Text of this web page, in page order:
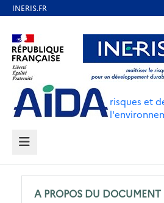
contenu
principal
Aller au contenu Aller au
Aller au pied de page
risques et
MENU
A PROPOS DU DOCUMENT